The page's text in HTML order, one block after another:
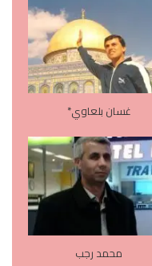
غسان بلعاوي*
محمد رجب